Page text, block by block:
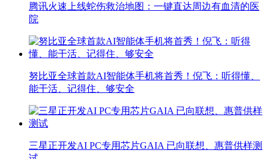
腾讯火速上线蛇伤救治地图：一键直达周边有血清的医
院
努比亚全球首款AI智能体手机将首秀！倪飞：听得懂、
能干活、记得住、够安全
三星正开发AI PC专用芯片GAIA 已向联想、惠普供样测